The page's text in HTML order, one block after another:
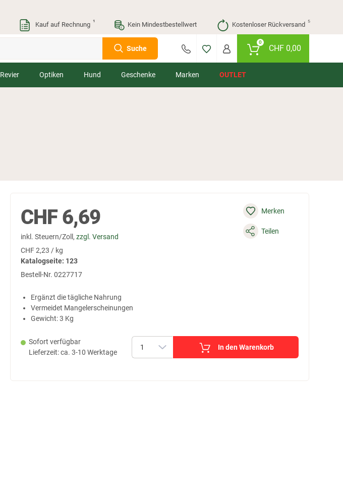
Kauf auf Rechnung ¹ Kein Mindestbestellwert Kostenloser Rückversand ⁵
Suche
0
CHF0,00
Revier Optiken Hund Geschenke Marken OUTLET
CHF6,69
inkl. Steuern/Zoll, zzgl. Versand
CHF2,23 / kg
Katalogseite: 123
Bestell-Nr. 0227717
Merken
Teilen
Ergänzt die tägliche Nahrung
Vermeidet Mangelerscheinungen
Gewicht: 3 Kg
Sofort verfügbar
Lieferzeit: ca. 3-10 Werktage
In den Warenkorb